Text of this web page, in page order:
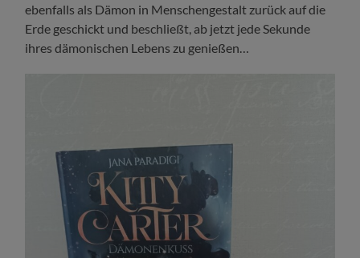
ebenfalls als Dämon in Menschengestalt zurück auf die
Erde geschickt und beschließt, ab jetzt jede Sekunde
ihres dämonischen Lebens zu genießen…